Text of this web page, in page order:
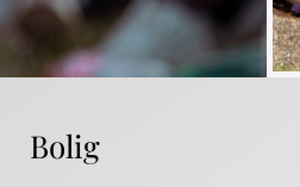
Bolig